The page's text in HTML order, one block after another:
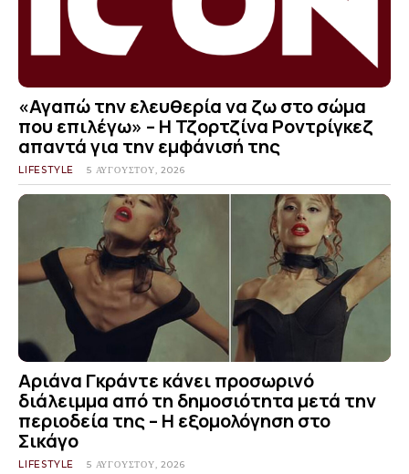
«Αγαπώ την ελευθερία να ζω στο σώμα
που επιλέγω» – Η Τζορτζίνα Ροντρίγκεζ
απαντά για την εμφάνισή της
LIFESTYLE 5 ΑΥΓΟΎΣΤΟΥ, 2026
Αριάνα Γκράντε κάνει προσωρινό
διάλειμμα από τη δημοσιότητα μετά την
περιοδεία της – Η εξομολόγηση στο
Σικάγο
LIFESTYLE 5 ΑΥΓΟΎΣΤΟΥ, 2026